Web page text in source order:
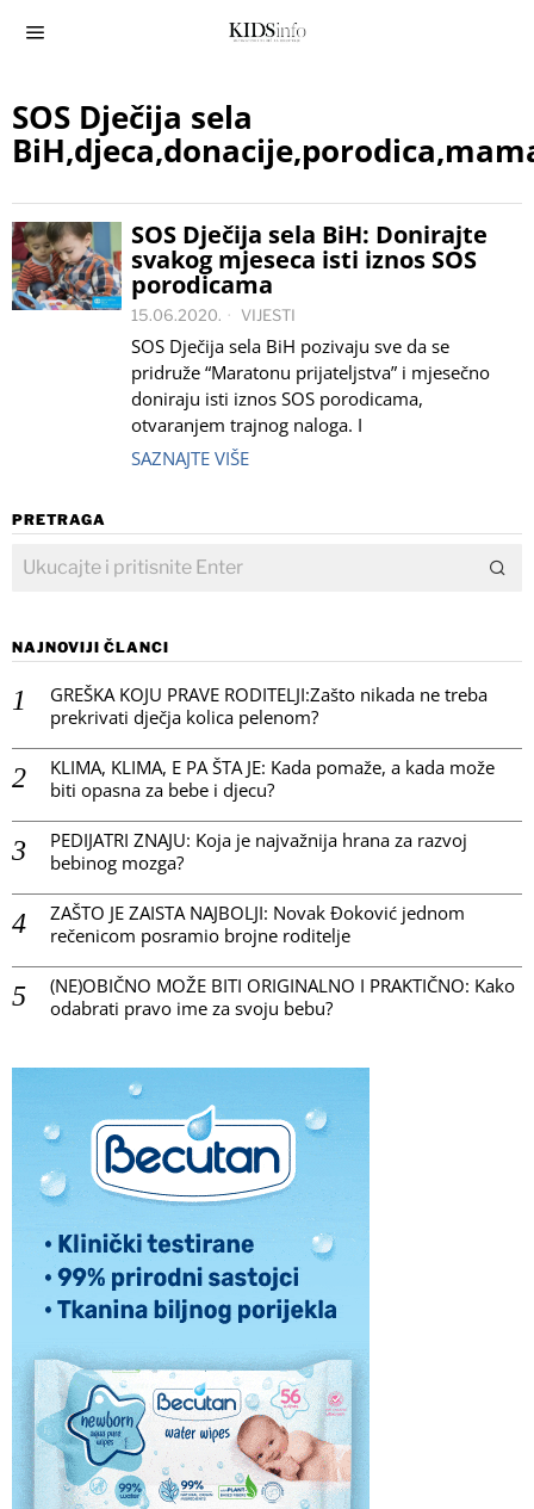
SOS Dječija sela
SOS Dječija sela BiH: Donirajte
svakog mjeseca isti iznos SOS
porodicama
15.06.2020. VIJESTI
SOS Dječija sela BiH pozivaju sve da se
pridruže “Maratonu prijateljstva” i mjesečno
doniraju isti iznos SOS porodicama,
otvaranjem trajnog naloga. I
SAZNAJTE VIŠE
PRETRAGA
NAJNOVIJI ČLANCI
GREŠKA KOJU PRAVE RODITELJI:Zašto nikada ne treba
prekrivati dječja kolica pelenom?
KLIMA, KLIMA, E PA ŠTA JE: Kada pomaže, a kada može
biti opasna za bebe i djecu?
PEDIJATRI ZNAJU: Koja je najvažnija hrana za razvoj
bebinog mozga?
ZAŠTO JE ZAISTA NAJBOLJI: Novak Đoković jednom
rečenicom posramio brojne roditelje
(NE)OBIČNO MOŽE BITI ORIGINALNO I PRAKTIČNO: Kako
odabrati pravo ime za svoju bebu?